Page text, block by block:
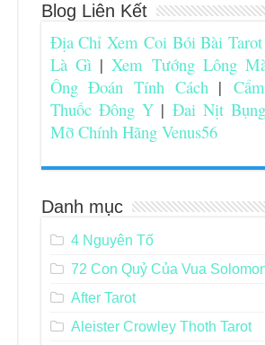
Blog Liên Kết
Địa Chỉ Xem Coi Bói Bài Tarot
Là Gì|Xem Tướng Lông
Ông Đoán Tính Cách|
Thuốc Đông Y|Đai Nịt
Mỡ Chính Hãng Venus56
Danh mục
4 Nguyên Tố
72 Con Quỷ Của Vua
After Tarot
Aleister Crowley Thoth Tarot